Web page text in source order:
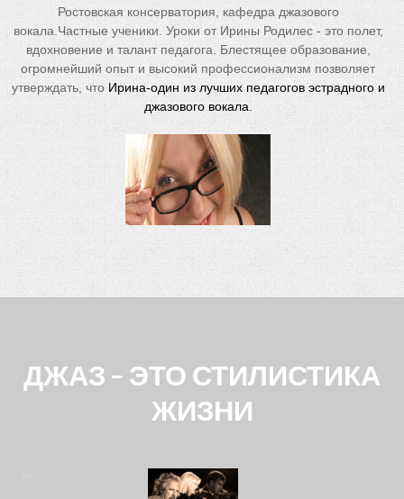
Ростовская консерватория, кафедра джазового
вокала.Частные ученики. Уроки от Ирины Родилес - это полет,
вдохновение и талант педагога. Блестящее образование,
огромнейший опыт и высокий профессионализм позволяет
утверждать, что Ирина-один из лучших педагогов эстрадного и
джазового вокала.
ДЖАЗ - ЭТО СТИЛИСТИКА
ЖИЗНИ